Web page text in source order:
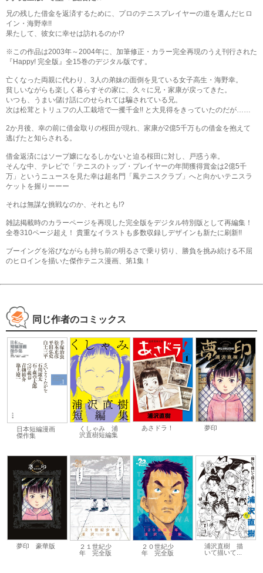
兄の残した借金を返済するために、プロのテニスプレイヤーの道を選んだヒロ
イン・海野幸!!
果たして、彼女に幸せは訪れるのか!?
※この作品は2003年～2004年に、加筆修正・カラー完全再現のうえ刊行された
『Happy! 完全版』全15巻のデジタル版です。
亡くなった両親に代わり、3人の弟妹の面倒を見ている女子高生・海野幸。
貧しいながらも楽しく暮らすその家に、久々に兄・家康が戻ってきた。
いつも、うまい儲け話にのせられては騙されている兄。
次は松茸とトリュフの人工栽培で一攫千金!! と大見得をきっていたのだが……
2か月後、幸の前に借金取りの桜田が現れ、家康が2億5千万もの借金を抱えて
逃げたと知らされる。
借金返済にはソープ嬢になるしかないと迫る桜田に対し、戸惑う幸。
そんな中、テレビで「テニスのトップ・プレイヤーの年間獲得賞金は2億5千
万」というニュースを見た幸は超名門「鳳テニスクラブ」へと向かいテニスラ
ケットを握りーーー
それは無謀な挑戦なのか、それとも!?
雑誌掲載時のカラーページを再現した完全版をデジタル特別版として再編集！
全巻310ページ超え！ 貴重なイラストも多数収録しデザインも新たに刷新!!
ブーイングを浴びながらも持ち前の明るさで乗り切り、勝負を挑み続ける不屈
のヒロインを描いた傑作テニス漫画、第1集！
同じ作者のコミックス
日本短編漫画
傑作集
くしゃみ 浦
沢直樹短編集
あさドラ！ 夢印
夢印 豪華版
２１世紀少
年 完全版
２０世紀少
年 完全版
浦沢直樹 描
いて描いて...